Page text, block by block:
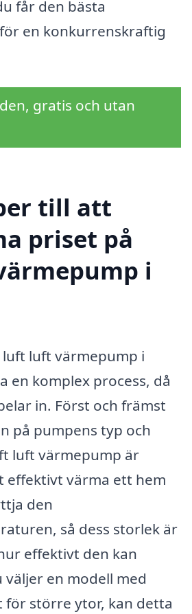
får den bästa
en konkurrenskraftig
gratis och utan
till att
priset på
i
luft värmepump i
en komplex process, då
in. Först och främst
på pumpens typ och
luft värmepump är
effektivt värma ett hem
den
så dess storlek är
effektivt den kan
en modell med
för större ytor, kan detta